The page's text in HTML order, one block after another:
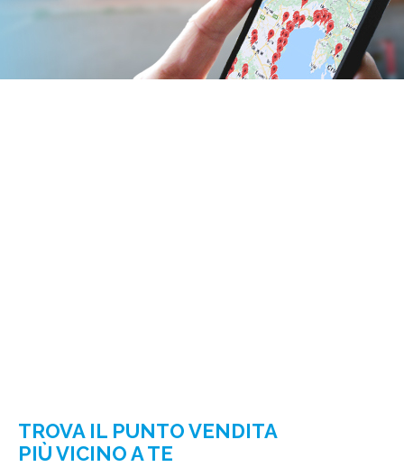
TROVA IL PUNTO VENDITA
PIÙ VICINO A TE